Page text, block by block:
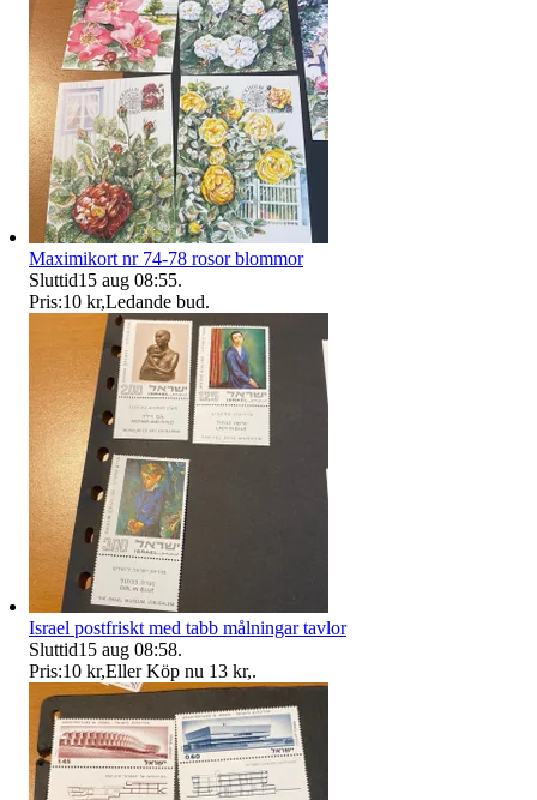
Maximikort nr 74-78 rosor blommor
Sluttid15 aug 08:55.
Pris:10 kr,Ledande bud.
Israel postfriskt med tabb målningar tavlor
Sluttid15 aug 08:58.
Pris:10 kr,Eller Köp nu 13 kr,.